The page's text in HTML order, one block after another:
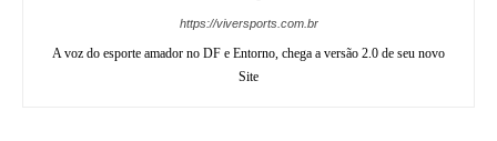
https://viversports.com.br
A voz do esporte amador no DF e Entorno, chega a versão 2.0 de seu novo
Site